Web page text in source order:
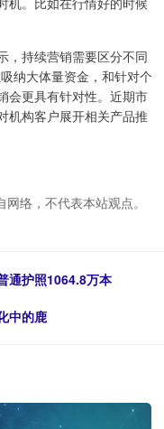
，持续营销需要区分不同
纳大体量资金，和针对个
会更具有针对性。近期市
机构客户展开相关产品推
络，不代表本站观点。
通护照1064.8万本
中的鹿